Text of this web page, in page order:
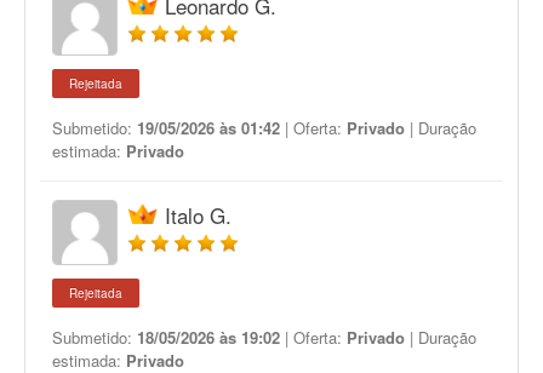
Rejeitada
Submetido: 19/05/2026 às 01:42 | Oferta: Privado | Duração
estimada: Privado
Italo G.
Rejeitada
Submetido: 18/05/2026 às 19:02 | Oferta: Privado | Duração
estimada: Privado